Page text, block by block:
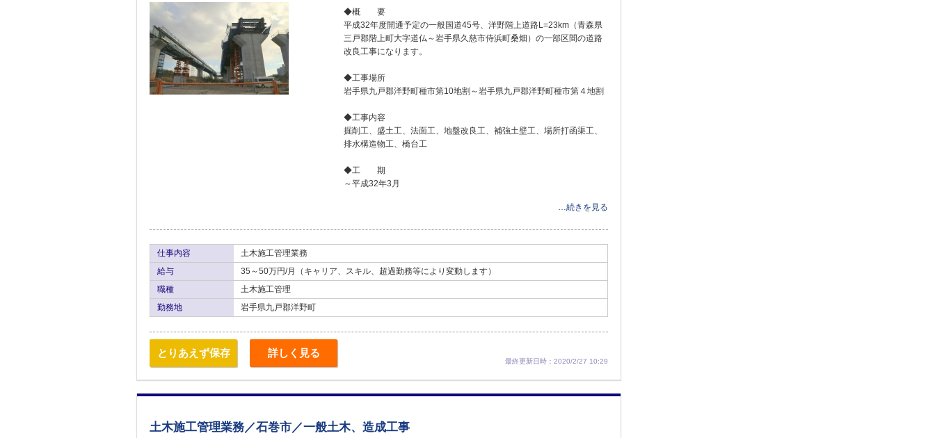
◆概 要
平成32年度開通予定の一般国道45号、洋野階上道路L=23km（青森県
三戸郡階上町大字道仏～岩手県久慈市侍浜町桑畑）の一部区間の道路
改良工事になります。
◆工事場所
岩手県九戸郡洋野町種市第10地割～岩手県九戸郡洋野町種市第４地割
◆工事内容
掘削工、盛土工、法面工、地盤改良工、補強土壁工、場所打函渠工、
排水構造物工、橋台工
◆工 期
～平成32年3月
…続きを見る
仕事内容
土木施工管理業務
給与
35～50万円/月（キャリア、スキル、超過勤務等により変動します）
職種
土木施工管理
勤務地
岩手県九戸郡洋野町
とりあえず保存 詳しく見る
最終更新日時：2020/2/27 10:29
土木施工管理業務／石巻市／一般土木、造成工事